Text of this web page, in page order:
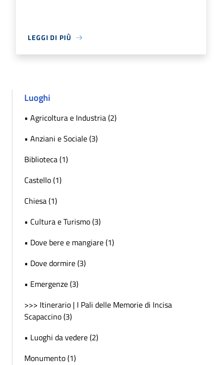
LEGGI DI PIÙ
Luoghi
• Agricoltura e Industria (2)
• Anziani e Sociale (3)
Biblioteca (1)
Castello (1)
Chiesa (1)
• Cultura e Turismo (3)
• Dove bere e mangiare (1)
• Dove dormire (3)
• Emergenze (3)
>>> Itinerario | I Pali delle Memorie di Incisa
Scapaccino (3)
• Luoghi da vedere (2)
Monumento (1)